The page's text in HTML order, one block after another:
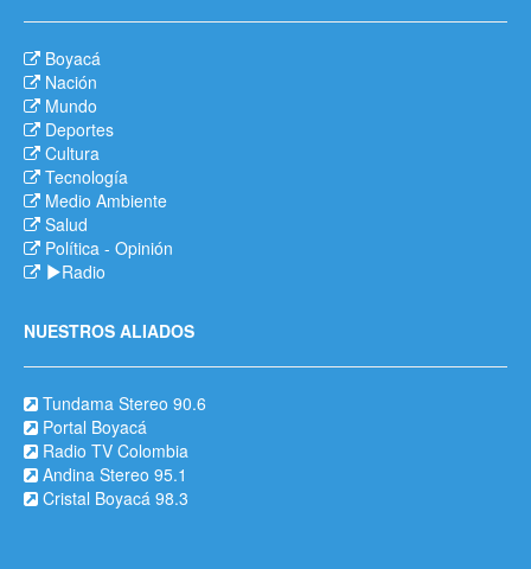
Boyacá
Nación
Mundo
Deportes
Cultura
Tecnología
Medio Ambiente
Salud
Política - Opinión
Radio
NUESTROS ALIADOS
Tundama Stereo 90.6
Portal Boyacá
Radio TV Colombia
Andina Stereo 95.1
Cristal Boyacá 98.3